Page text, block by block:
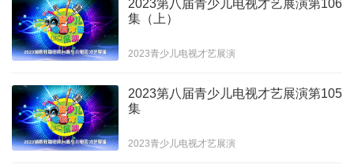
2023第八届青少儿电视才艺展演第106
集（上）
2023青少儿电视才艺展演
2023第八届青少儿电视才艺展演第105
集
2023青少儿电视才艺展演